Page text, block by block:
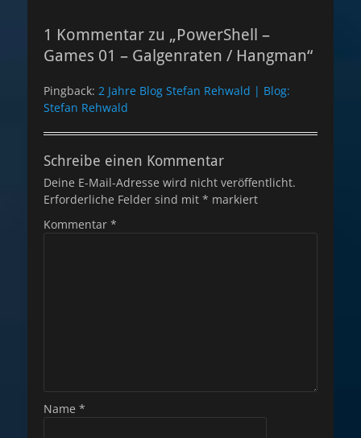
1 Kommentar zu „PowerShell –
Games 01 – Galgenraten / Hangman“
Pingback: 2 Jahre Blog Stefan Rehwald | Blog:
Stefan Rehwald
Schreibe einen Kommentar
Deine E-Mail-Adresse wird nicht veröffentlicht.
Erforderliche Felder sind mit * markiert
Kommentar *
Name *